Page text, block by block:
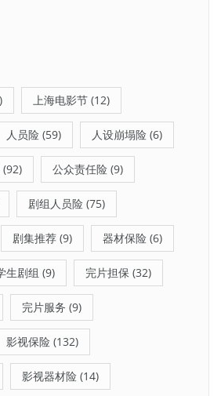
上海电影节 (12)
人员险 (59) 人设崩塌险 (6)
(92) 公众责任险 (9)
剧组人员险 (75)
剧集推荐 (9) 器材保险 (6)
生剧组 (9) 完片担保 (32)
完片服务 (9)
影视保险 (132)
影视器材险 (14)